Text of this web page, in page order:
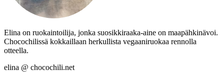
Elina on ruokaintoilija, jonka suosikkiraaka-aine on maapähkinävoi.
Chocochilissä kokkaillaan herkullista vegaaniruokaa rennolla
otteella.
elina @ chocochili.net